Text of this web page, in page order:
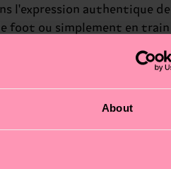
About
l'expression authentique
foot ou simplement en
de football et les